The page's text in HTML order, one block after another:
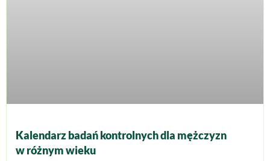
Kalendarz badań kontrolnych dla mężczyzn
w różnym wieku